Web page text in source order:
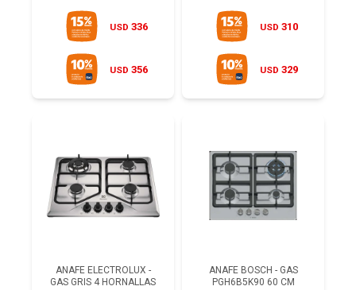
USD 336
USD 356
USD 310
USD 329
ANAFE ELECTROLUX -
GAS GRIS 4 HORNALLAS
ANAFE BOSCH - GAS
PGH6B5K90 60 CM